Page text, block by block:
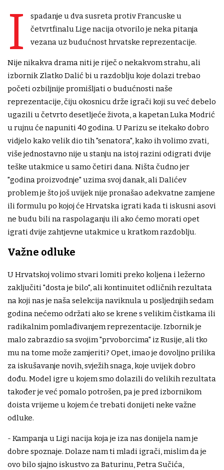
I
spadanje u dva susreta protiv Francuske u
četvrtfinalu Lige nacija otvorilo je neka pitanja
vezana uz budućnost hrvatske reprezentacije.
Nije nikakva drama niti je riječ o nekakvom strahu, ali
izbornik Zlatko Dalić bi u razdoblju koje dolazi trebao
početi ozbiljnije promišljati o budućnosti naše
reprezentacije, čiju okosnicu drže igrači koji su već debelo
ugazili u četvrto desetljeće života, a kapetan Luka Modrić
u rujnu će napuniti 40 godina. U Parizu se itekako dobro
vidjelo kako velik dio tih "senatora", kako ih volimo zvati,
više jednostavno nije u stanju na istoj razini odigrati dvije
teške utakmice u samo četiri dana. Ništa čudno jer
"godina proizvodnje" uzima svoj danak, ali Dalićev
problem je što još uvijek nije pronašao adekvatne zamjene
ili formulu po kojoj će Hrvatska igrati kada ti iskusni asovi
ne budu bili na raspolaganju ili ako ćemo morati opet
igrati dvije zahtjevne utakmice u kratkom razdoblju.
Važne odluke
U Hrvatskoj volimo stvari lomiti preko koljena i ležerno
zaključiti "dosta je bilo", ali kontinuitet odličnih rezultata
na koji nas je naša selekcija naviknula u posljednjih sedam
godina nećemo održati ako se krene s velikim čistkama ili
radikalnim pomlađivanjem reprezentacije. Izbornik je
malo zabrazdio sa svojim "prvoborcima" iz Rusije, ali tko
mu na tome može zamjeriti? Opet, imao je dovoljno prilika
za iskušavanje novih, svježih snaga, koje uvijek dobro
dođu. Model igre u kojem smo dolazili do velikih rezultata
također je već pomalo potrošen, pa je pred izbornikom
doista vrijeme u kojem će trebati donijeti neke važne
odluke.
- Kampanja u Ligi nacija koja je iza nas donijela nam je
dobre spoznaje. Dolaze nam ti mladi igrači, mislim da je
ovo bilo sjajno iskustvo za Baturinu, Petra Sučića,